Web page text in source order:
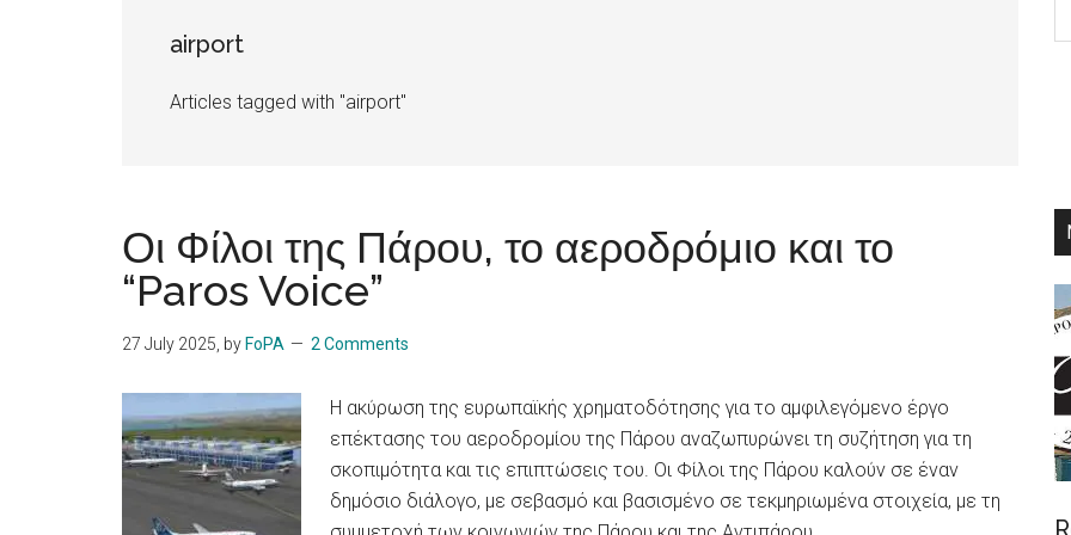
airport
Articles tagged with "airport"
Οι Φίλοι της Πάρου, το αεροδρόμιο και το
“Paros Voice”
27 July 2025 , by FoPA 2 Comments
Η ακύρωση της ευρωπαϊκής χρηματοδότησης για το αμφιλεγόμενο έργο
επέκτασης του αεροδρομίου της Πάρου αναζωπυρώνει τη συζήτηση για τη
σκοπιμότητα και τις επιπτώσεις του. Οι Φίλοι της Πάρου καλούν σε έναν
δημόσιο διάλογο, με σεβασμό και βασισμένο σε τεκμηριωμένα στοιχεία, με τη